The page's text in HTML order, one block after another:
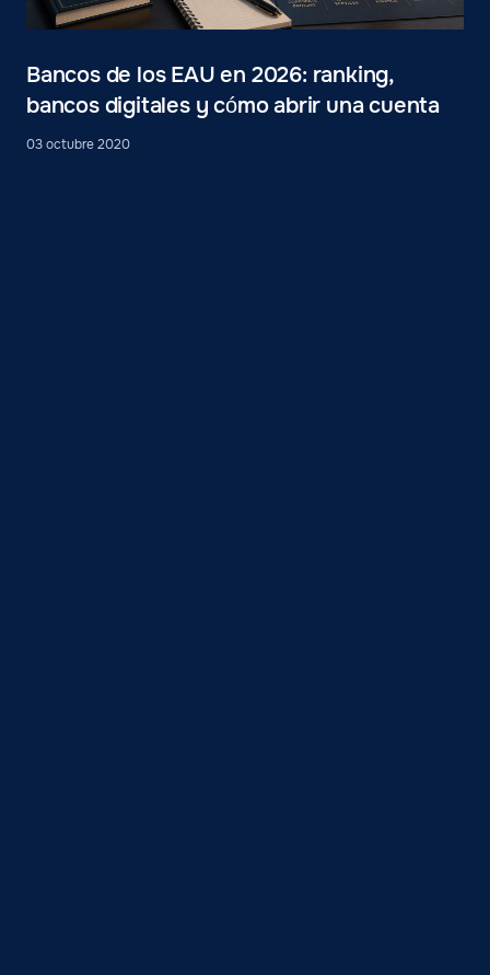
Bancos de los EAU en 2026: ranking,
bancos digitales y cómo abrir una cuenta
03 octubre 2020